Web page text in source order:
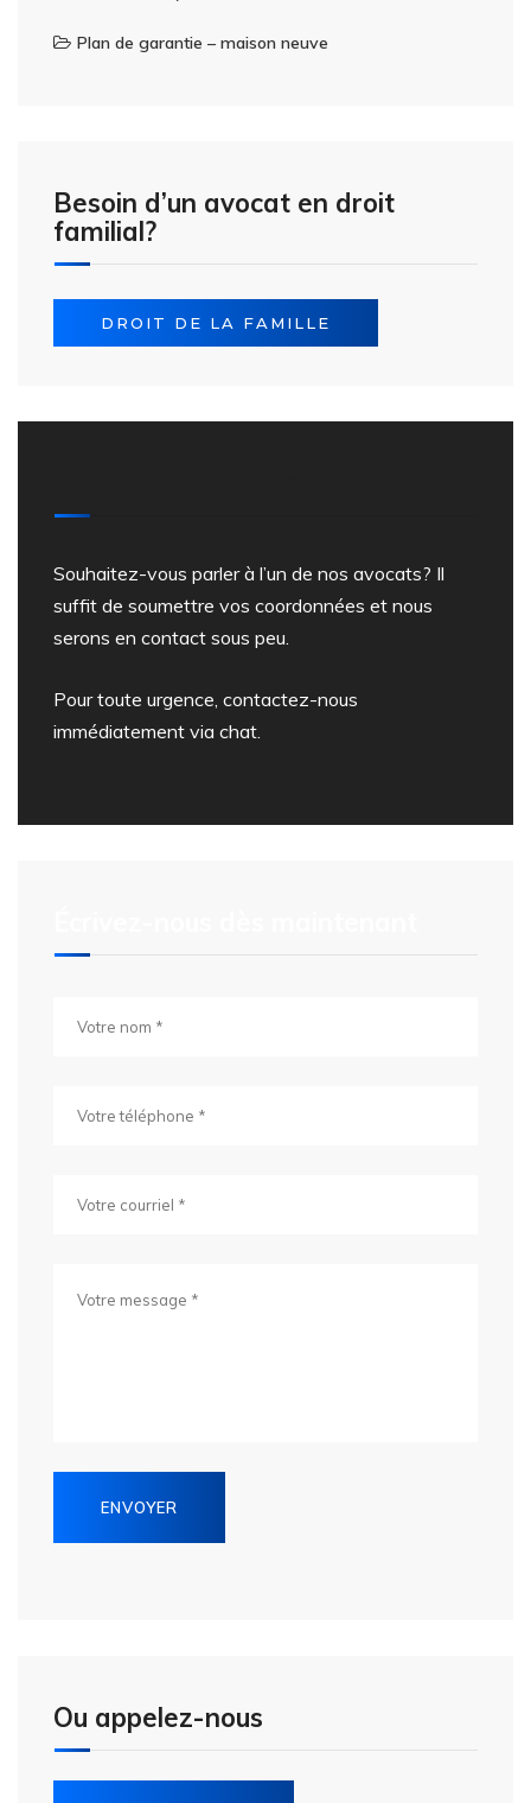
Plan de garantie – maison neuve
Besoin d’un avocat en droit
familial?
DROIT DE LA FAMILLE
Souhaitez-vous parler à l’un de nos avocats? Il
suffit de soumettre vos coordonnées et nous
serons en contact sous peu.
Pour toute urgence, contactez-nous
immédiatement via chat.
Ou appelez-nous